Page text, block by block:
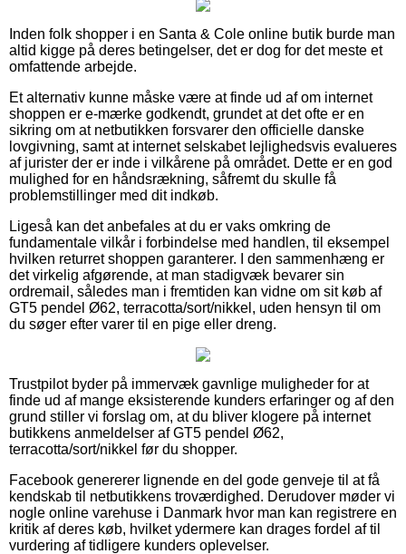
Inden folk shopper i en Santa & Cole online butik burde man
altid kigge på deres betingelser, det er dog for det meste et
omfattende arbejde.
Et alternativ kunne måske være at finde ud af om internet
shoppen er e-mærke godkendt, grundet at det ofte er en
sikring om at netbutikken forsvarer den officielle danske
lovgivning, samt at internet selskabet lejlighedsvis evalueres
af jurister der er inde i vilkårene på området. Dette er en god
mulighed for en håndsrækning, såfremt du skulle få
problemstillinger med dit indkøb.
Ligeså kan det anbefales at du er vaks omkring de
fundamentale vilkår i forbindelse med handlen, til eksempel
hvilken returret shoppen garanterer. I den sammenhæng er
det virkelig afgørende, at man stadigvæk bevarer sin
ordremail, således man i fremtiden kan vidne om sit køb af
GT5 pendel Ø62, terracotta/sort/nikkel, uden hensyn til om
du søger efter varer til en pige eller dreng.
Trustpilot byder på immervæk gavnlige muligheder for at
finde ud af mange eksisterende kunders erfaringer og af den
grund stiller vi forslag om, at du bliver klogere på internet
butikkens anmeldelser af GT5 pendel Ø62,
terracotta/sort/nikkel før du shopper.
Facebook genererer lignende en del gode genveje til at få
kendskab til netbutikkens troværdighed. Derudover møder vi
nogle online varehuse i Danmark hvor man kan registrere en
kritik af deres køb, hvilket ydermere kan drages fordel af til
vurdering af tidligere kunders oplevelser.